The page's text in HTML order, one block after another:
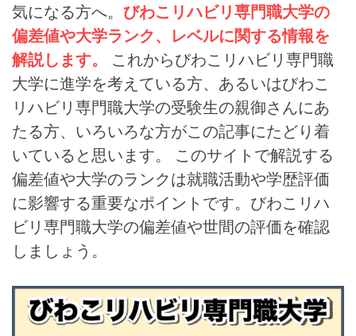
気になる方へ。 びわこリハビリ専門職大学の
偏差値や大学ランク、レベルに関する情報を
解説します。
これからびわこリハビリ専門職
大学に進学を考えている方、あるいはびわこ
リハビリ専門職大学の受験生の親御さんにあ
たる方、いろいろな方がこの記事にたどり着
いていると思います。 このサイトで解説する
偏差値や大学のランクは就職活動や学歴評価
に影響する重要なポイントです。びわこリハ
ビリ専門職大学の偏差値や世間の評価を確認
しましょう。